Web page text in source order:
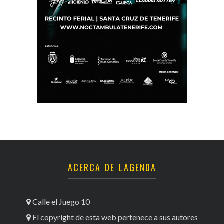
ACERCA DE LAGENDA
Calle el Juego 10
El copyright de esta web pertenece a sus autores